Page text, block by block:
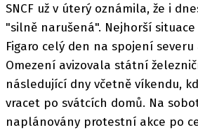
SNCF už v úterý oznámila, že i
"silně narušená". Nejhorší
Figaro celý den na spojení severu
Omezení avizovala státní
následující dny včetně víkendu,
vracet po svátcích domů. Na
naplánovány protestní akce po